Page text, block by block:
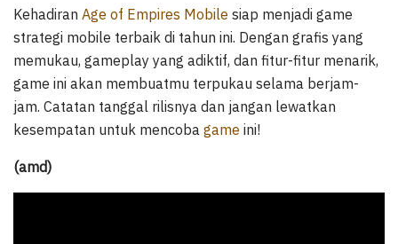
Kehadiran Age of Empires Mobile siap menjadi game
strategi mobile terbaik di tahun ini. Dengan grafis yang
memukau, gameplay yang adiktif, dan fitur-fitur menarik,
game ini akan membuatmu terpukau selama berjam-
jam. Catatan tanggal rilisnya dan jangan lewatkan
kesempatan untuk mencoba game ini!
(amd)